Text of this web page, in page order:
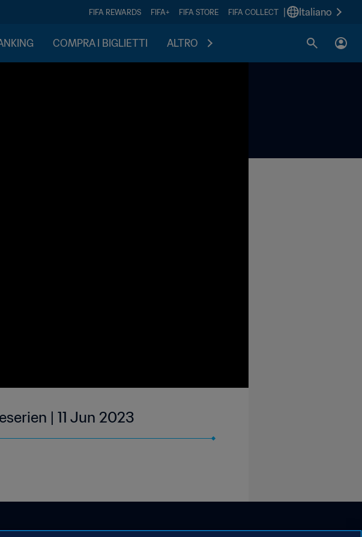
FIFA REWARDS FIFA+ FIFA STORE FIFA COLLECT Italiano
COMPRA I BIGLIETTI ALTRO
| 11 Jun 2023